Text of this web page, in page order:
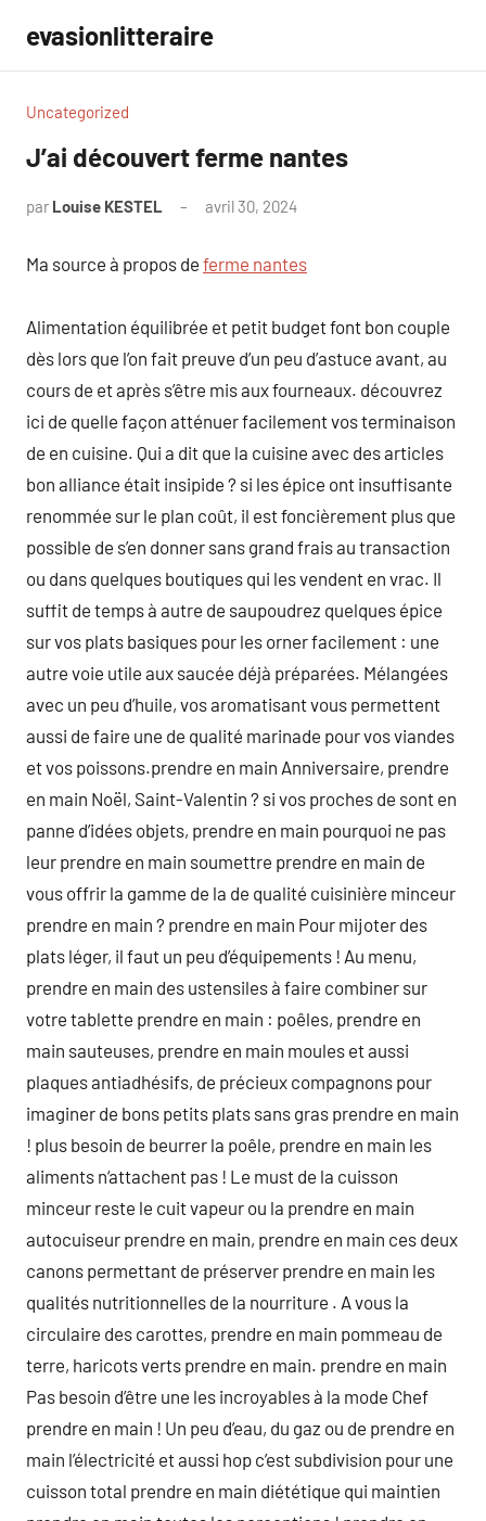
contenu
evasionlitteraire
Uncategorized
J’ai découvert ferme nantes
par Louise KESTEL avril 30, 2024
Ma source à propos de ferme nantes
Alimentation équilibrée et petit budget font bon couple
dès lors que l’on fait preuve d’un peu d’astuce avant, au
cours de et après s’être mis aux fourneaux. découvrez
ici de quelle façon atténuer facilement vos terminaison
de en cuisine. Qui a dit que la cuisine avec des articles
bon alliance était insipide ? si les épice ont insuffisante
renommée sur le plan coût, il est foncièrement plus que
possible de s’en donner sans grand frais au transaction
ou dans quelques boutiques qui les vendent en vrac. Il
suffit de temps à autre de saupoudrez quelques épice
sur vos plats basiques pour les orner facilement : une
autre voie utile aux saucée déjà préparées. Mélangées
avec un peu d’huile, vos aromatisant vous permettent
aussi de faire une de qualité marinade pour vos viandes
et vos poissons.prendre en main Anniversaire, prendre
en main Noël, Saint-Valentin ? si vos proches de sont en
panne d’idées objets, prendre en main pourquoi ne pas
leur prendre en main soumettre prendre en main de
vous offrir la gamme de la de qualité cuisinière minceur
prendre en main ? prendre en main Pour mijoter des
plats léger, il faut un peu d’équipements ! Au menu,
prendre en main des ustensiles à faire combiner sur
votre tablette prendre en main : poêles, prendre en
main sauteuses, prendre en main moules et aussi
plaques antiadhésifs, de précieux compagnons pour
imaginer de bons petits plats sans gras prendre en main
! plus besoin de beurrer la poêle, prendre en main les
aliments n‘attachent pas ! Le must de la cuisson
minceur reste le cuit vapeur ou la prendre en main
autocuiseur prendre en main, prendre en main ces deux
canons permettant de préserver prendre en main les
qualités nutritionnelles de la nourriture . A vous la
circulaire des carottes, prendre en main pommeau de
terre, haricots verts prendre en main. prendre en main
Pas besoin d’être une les incroyables à la mode Chef
prendre en main ! Un peu d’eau, du gaz ou de prendre en
main l’électricité et aussi hop c’est subdivision pour une
cuisson total prendre en main diététique qui maintien